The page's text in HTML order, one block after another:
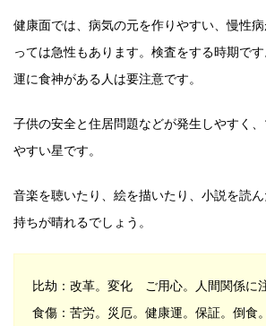
健康面では、病気の元を作りやすい、慢性
っては急性もあります。検査をする時期で
運に食神がある人は要注意です。
子供の安全と住居問題などが発生しやすく
やすい星です。
音楽を聴いたり、絵を描いたり、小説を読
持ちが晴れるでしょう。
比劫：改革。変化 ご用心。人間関係に注
食傷：苦労。災厄。健康運。保証。倒食。